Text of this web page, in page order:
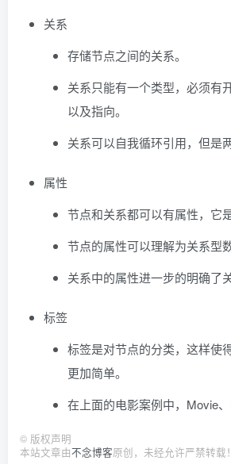
关系
存储节点之间的关系。
关系只能有一个类型，必须有
以及指向。
关系可以自我循环引用，但是
属性
节点和关系都可以有属性，它
节点的属性可以理解为关系型
关系中的属性进一步的明确了关
标签
标签是对节点的分类，这样使
更加简单。
在上面的电影案例中，Movie、
© 版权声明
本站文章由不念博客原创，未经允许严禁转载！